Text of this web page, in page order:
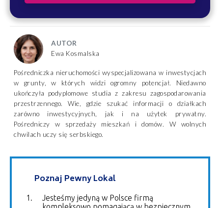
AUTOR
Ewa Kosmalska
Pośredniczka nieruchomości wyspecjalizowana w inwestycjach
w grunty, w których widzi ogromny potencjał. Niedawno
ukończyła podyplomowe studia z zakresu zagospodarowania
przestrzennego. Wie, gdzie szukać informacji o działkach
zarówno inwestycyjnych, jak i na użytek prywatny.
Pośredniczy w sprzedaży mieszkań i domów. W wolnych
chwilach uczy się serbskiego.
Poznaj Pewny Lokal
Jesteśmy jedyną w Polsce firmą